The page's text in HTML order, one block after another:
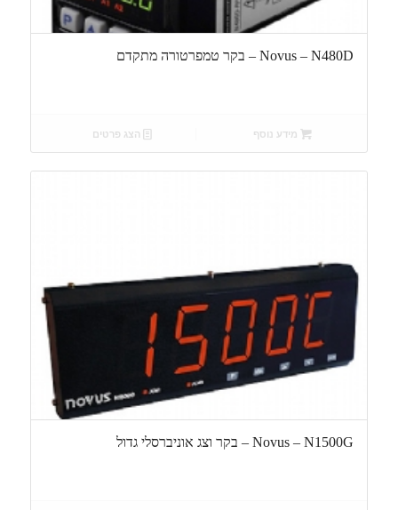
Novus – N480D – בקר טמפרטורה מתקדם
מידע נוסף הצג פרטים
Novus – N1500G – בקר וצג אוניברסלי גדול